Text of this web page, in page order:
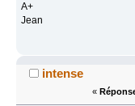
A+
Jean
intense
«